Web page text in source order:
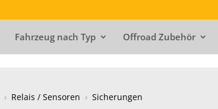
Fahrzeug nach Typ Offroad Zubehör
› Relais / Sensoren › Sicherungen